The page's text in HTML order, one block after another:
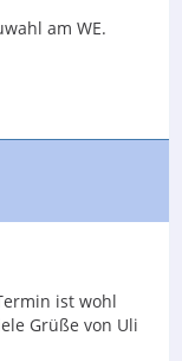
am WE.
ist wohl
Grüße von Uli